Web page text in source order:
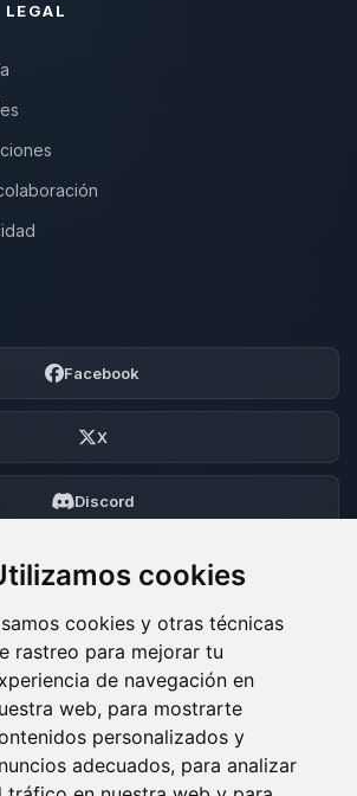
cookies
cookies y otras técnicas
rastreo para mejorar tu
de navegación en
web, para mostrarte
personalizados y
adecuados, para analizar
LEGAL
Facebook
X
Discord
Foro
DE PAGO ACEPTADOS